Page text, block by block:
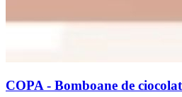
COPA - Bomboane de